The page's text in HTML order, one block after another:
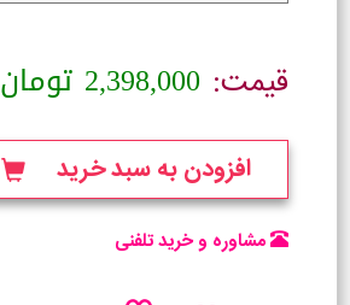
قیمت: 2,398,000 تومان
افزودن به سبد خرید
مشاوره و خرید تلفنی